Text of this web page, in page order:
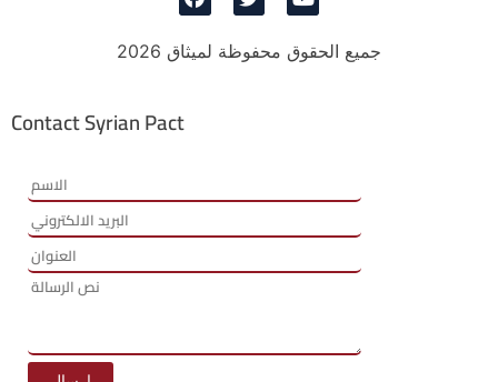
جميع الحقوق محفوظة لميثاق 2026
Contact Syrian Pact